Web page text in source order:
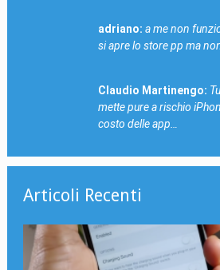
adriano: a me non
si apre lo store pp ma
Claudio Martinengo:
mette pure a rischio
costo delle app…
Articoli Recenti